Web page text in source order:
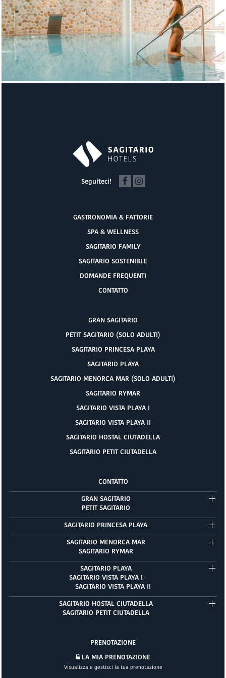
Seguiteci!
GASTRONOMIA & FATTORIE
SPA & WELLNESS
SAGITARIO FAMILY
SAGITARIO SOSTENIBLE
DOMANDE FREQUENTI
CONTATTO
GRAN SAGITARIO
PETIT SAGITARIO (SOLO ADULTI)
SAGITARIO PRINCESA PLAYA
SAGITARIO PLAYA
SAGITARIO MENORCA MAR (SOLO ADULTI)
SAGITARIO RYMAR
SAGITARIO VISTA PLAYA I
SAGITARIO VISTA PLAYA II
SAGITARIO HOSTAL CIUTADELLA
SAGITARIO PETIT CIUTADELLA
CONTATTO
GRAN SAGITARIO
PETIT SAGITARIO
SAGITARIO PRINCESA PLAYA
SAGITARIO MENORCA MAR
SAGITARIO RYMAR
SAGITARIO PLAYA
SAGITARIO VISTA PLAYA I
SAGITARIO VISTA PLAYA II
SAGITARIO HOSTAL CIUTADELLA
SAGITARIO PETIT CIUTADELLA
PRENOTAZIONE
LA MIA PRENOTAZIONE
Visualizza e gestisci la tua prenotazione